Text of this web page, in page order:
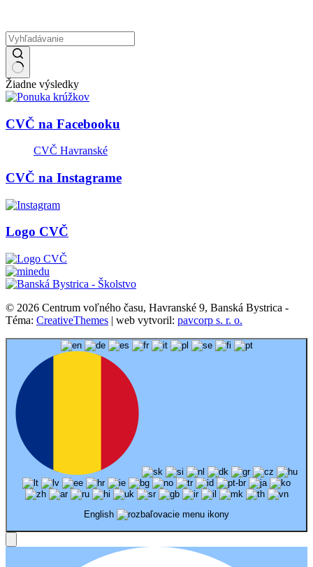
Žiadne výsledky
CVČ na Facebooku
CVČ Havranské
CVČ na Instagrame
Logo CVČ
© 2026 Centrum voľného času, Havranské 9, Banská Bystrica -
Téma: CreativeThemes | web vytvoril: pavcorp s. r. o.
English